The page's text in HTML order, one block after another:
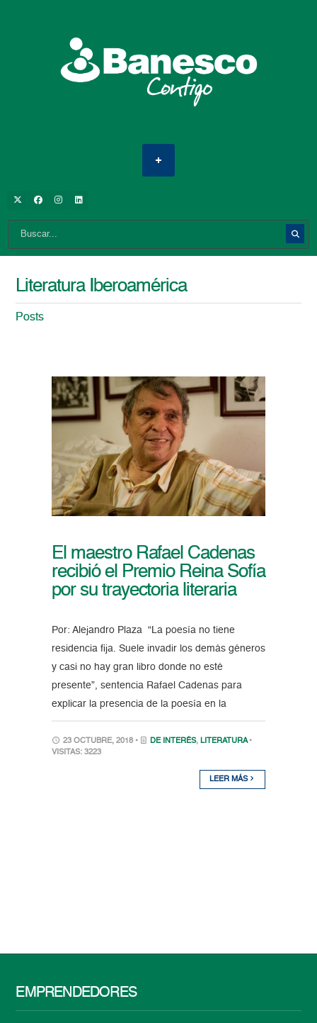
Literatura Iberoamérica
Posts
El maestro Rafael Cadenas
recibió el Premio Reina Sofía
por su trayectoria literaria
Por: Alejandro Plaza “La poesía no tiene
residencia fija. Suele invadir los demás géneros
y casi no hay gran libro donde no esté
presente”, sentencia Rafael Cadenas para
explicar la presencia de la poesía en la
23 OCTUBRE, 2018 • DE INTERÉS, LITERATURA •
VISITAS: 3223
LEER MÁS
EMPRENDEDORES